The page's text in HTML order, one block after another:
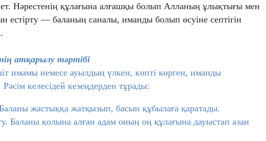
Нәрестенің құлағына алғашқы болып Алланың ұлықтығы мен
естірту — баланың саналы, иманды болып өсуіне септігін
атқарылу тәртібі
имамы немесе ауылдың үлкен, көпті көрген, иманды
келесідей кезеңдерден тұрады:
жастыққа жатқызып, басын құбылаға қаратады.
Баланы қолына алған адам оның оң құлағына дауыстап азан